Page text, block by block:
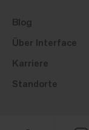
Blog
Über Interface
Karriere
Standorte